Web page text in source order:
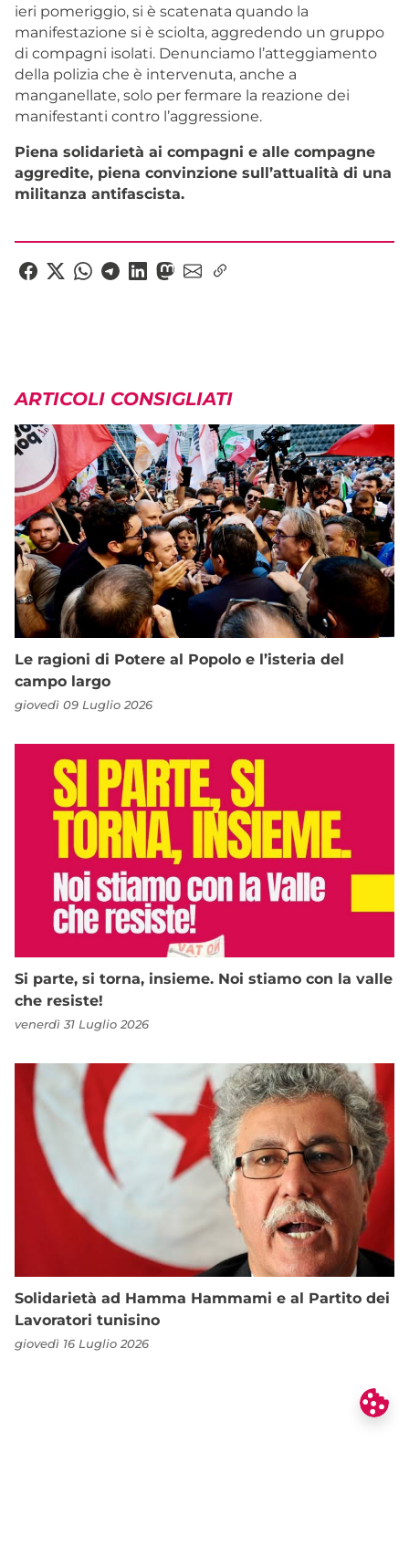
ieri pomeriggio, si è scatenata quando la
manifestazione si è sciolta, aggredendo un gruppo
di compagni isolati. Denunciamo l’atteggiamento
della polizia che è intervenuta, anche a
manganellate, solo per fermare la reazione dei
manifestanti contro l’aggressione.
Piena solidarietà ai compagni e alle compagne
aggredite, piena convinzione sull’attualità di una
militanza antifascista.
ARTICOLI CONSIGLIATI
Le ragioni di Potere al Popolo e l’isteria del
campo largo
giovedì 09 Luglio 2026
Si parte, si torna, insieme. Noi stiamo con la valle
che resiste!
venerdì 31 Luglio 2026
Solidarietà ad Hamma Hammami e al Partito dei
Lavoratori tunisino
giovedì 16 Luglio 2026